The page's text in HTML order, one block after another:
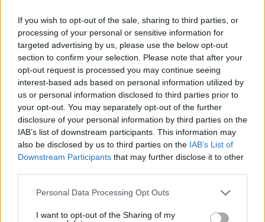
If you wish to opt-out of the sale, sharing to third parties, or
processing of your personal or sensitive information for
targeted advertising by us, please use the below opt-out
section to confirm your selection. Please note that after your
opt-out request is processed you may continue seeing
interest-based ads based on personal information utilized by
us or personal information disclosed to third parties prior to
your opt-out. You may separately opt-out of the further
disclosure of your personal information by third parties on the
IAB’s list of downstream participants. This information may
also be disclosed by us to third parties on the IAB’s List of
Downstream Participants that may further disclose it to other
Please note that this website/app uses one or more Google
not limited to your visit or usage behaviour. You may click to
Personal Data Processing Opt Outs
I want to opt-out of the Sharing of my
Ο Μιχάλης Λιάπης άνοιξε μαγαζί με γλυκά του
κουταλιού στο Καρπενήσι
Σχετικά Άρθρα
Ακολουθήστε το protothema.gr στο Google News
και μάθετε πρώτοι όλες τις ειδήσεις
Δείτε όλες τις τελευταίεςΕιδήσειςαπό την Ελλάδα
και τον Κόσμο, τη στιγμή που συμβαίνουν, στο
Protothema.gr